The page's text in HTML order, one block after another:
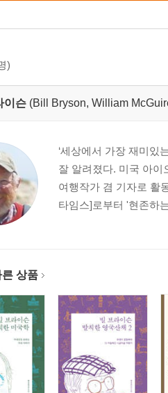
)
이슨 (Bill Bryson, William
‘세상에서 가장 재미있
잘 알려졌다. 미국 아이
여행작가 겸 기자로 활
타임스]로부터 '현존하
상품